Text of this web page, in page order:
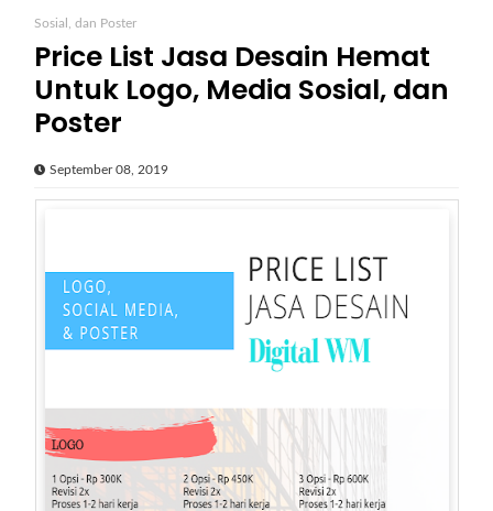
Sosial, dan Poster
Price List Jasa Desain Hemat
Untuk Logo, Media Sosial, dan
Poster
September 08, 2019